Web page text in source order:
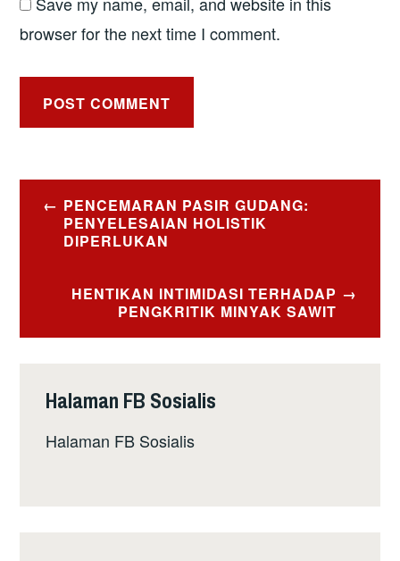
browser for the next time I comment.
Post
navigation
PENCEMARAN PASIR GUDANG:
PENYELESAIAN HOLISTIK
DIPERLUKAN
HENTIKAN INTIMIDASI TERHADAP
PENGKRITIK MINYAK SAWIT
Halaman FB Sosialis
Halaman FB Sosialis